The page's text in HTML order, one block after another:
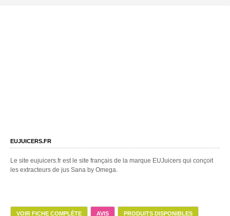
EUJUICERS.FR
Le site eujuicers.fr est le site français de la marque EUJuicers qui conçoit
les extracteurs de jus Sana by Omega.
VOIR FICHE COMPLÈTE AVIS PRODUITS DISPONIBLES